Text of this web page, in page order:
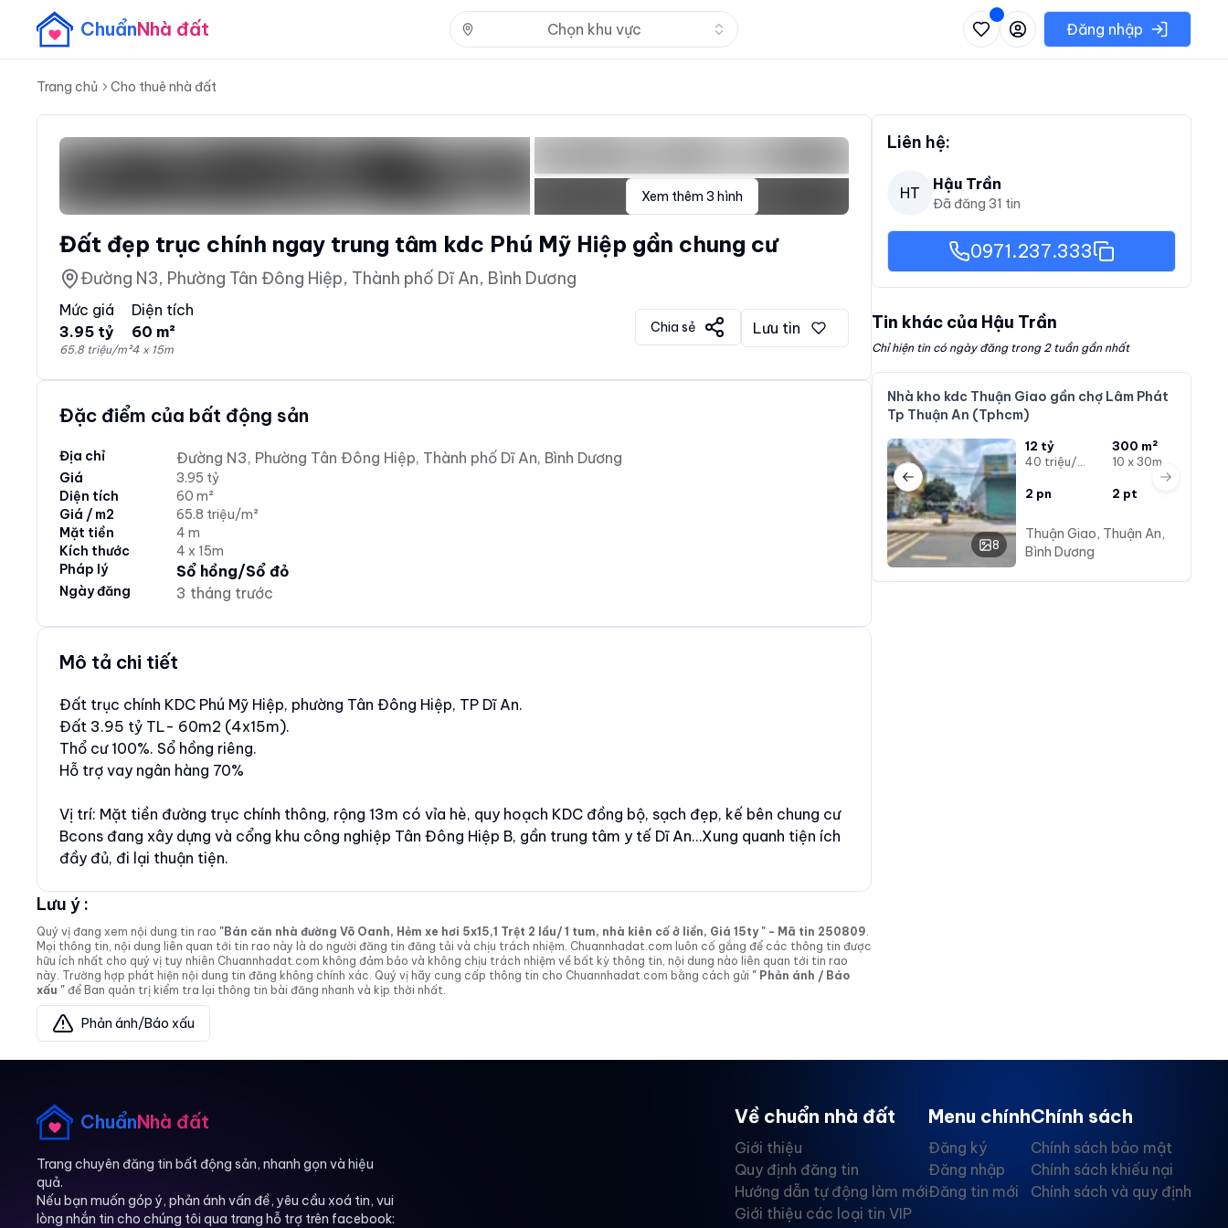
ChuẩnNhà đất Chọn khu vực Nhấn để mở danh sách các khu vực có thể chọnĐăng nhập
Trang chủ Cho thuê nhà đất
Xem thêm 3 hình
Đất đẹp trục chính ngay trung tâm kdc Phú Mỹ Hiệp gần chung cư
Đường N3, Phường Tân Đông Hiệp, Thành phố Dĩ An, Bình Dương
Mức giá
3.95 tỷ
65.8 triệu/m²
Diện tích
60 m²
4 x 15m
Chia sẻ Lưu tin
Đặc điểm của bất động sản
Địa chỉ Đường N3, Phường Tân Đông Hiệp, Thành phố Dĩ An, Bình Dương
Giá
3.95 tỷ
Diện tích
60 m²
Giá / m2
65.8 triệu/m²
Mặt tiền
4 m
Kích thước
4 x 15m
Pháp lý
Sổ hồng/Sổ đỏ
Ngày đăng 3 tháng trước
Mô tả chi tiết
Đất trục chính KDC Phú Mỹ Hiệp, phường Tân Đông Hiệp, TP Dĩ An.
Đất 3.95 tỷ TL- 60m2 (4x15m).
Thổ cư 100%. Sổ hồng riêng.
Hỗ trợ vay ngân hàng 70%
Vị trí: Mặt tiền đường trục chính thông, rộng 13m có vỉa hè, quy hoạch KDC đồng bộ, sạch đẹp, kế bên chung cư
Bcons đang xây dựng và cổng khu công nghiệp Tân Đông Hiệp B, gần trung tâm y tế Dĩ An…Xung quanh tiện ích
đầy đủ, đi lại thuận tiện.
Lưu ý :
Quý vị đang xem nội dung tin rao "Bán căn nhà đường Võ Oanh, Hẻm xe hơi 5x15,1 Trệt 2 lầu/ 1 tum, nhà kiên cố ở liền, Giá 15ty " - Mã tin 250809.
Mọi thông tin, nội dung liên quan tới tin rao này là do người đăng tin đăng tải và chịu trách nhiệm. Chuannhadat.com luôn cố gắng để các thông tin được
hữu ích nhất cho quý vị tuy nhiên Chuannhadat.com không đảm bảo và không chịu trách nhiệm về bất kỳ thông tin, nội dung nào liên quan tới tin rao
này. Trường hợp phát hiện nội dung tin đăng không chính xác. Quý vị hãy cung cấp thông tin cho Chuannhadat.com bằng cách gửi " Phản ánh / Báo
xấu " để Ban quản trị kiểm tra lại thông tin bài đăng nhanh và kịp thời nhất.
Phản ánh/Báo xấu
Liên hệ:
HT Hậu Trần
Đã đăng 31 tin
0971.237.333
Tin khác của Hậu Trần
Chỉ hiện tin có ngày đăng trong 2 tuần gần nhất
Nhà kho kdc Thuận Giao gần chợ Lâm Phát
Tp Thuận An (Tphcm)
8
12 tỷ
300 m²
10 x 30m
2 pn 2 pt
Thuận Giao, Thuận An,
Bình Dương
Previous slide Next slide
ChuẩnNhà đất
Trang chuyên đăng tin bất động sản, nhanh gọn và hiệu
quả.
Nếu bạn muốn góp ý, phản ánh vấn đề, yêu cầu xoá tin, vui
lòng nhắn tin cho chúng tôi qua trang hỗ trợ trên facebook:
Về chuẩn nhà đất
Giới thiệu
Quy định đăng tin
Hướng dẫn tự động làm mới
Giới thiệu các loại tin VIP
Menu chính
Đăng ký
Đăng nhập
Đăng tin mới
Chính sách
Chính sách bảo mật
Chính sách khiếu nại
Chính sách và quy định